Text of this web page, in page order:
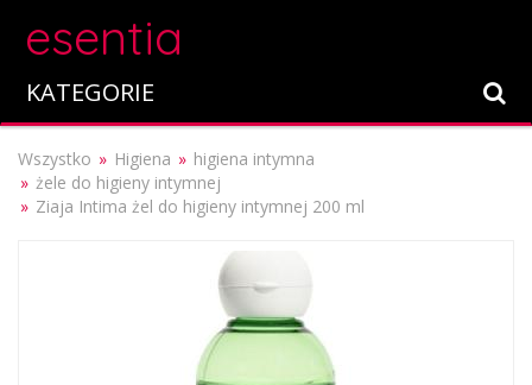
esentia
KATEGORIE
Wszystko Higiena
higiena intymna
żele do higieny intymnej
Ziaja Intima żel do higieny intymnej 200 ml